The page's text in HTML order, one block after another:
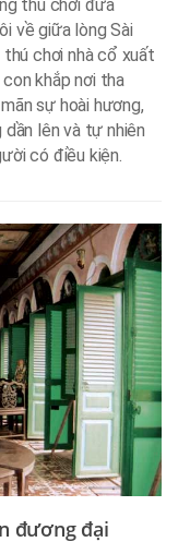
thú chơi đưa
về giữa lòng Sài
thú chơi nhà cổ xuất
khắp nơi tha
sự hoài hương,
lên và tự nhiên
có điều kiện.
đương đại